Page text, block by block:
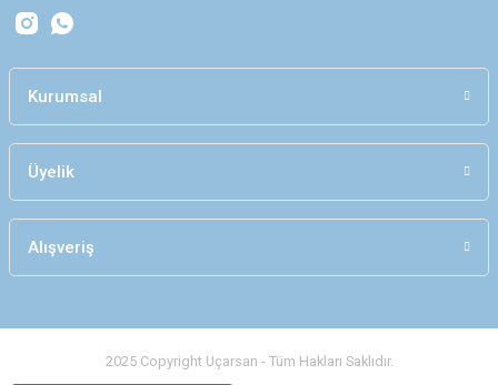
Bu ürüne benzer farklı alternatifler olmalı.
Kurumsal
Üyelik
Alışveriş
2025 Copyright Uçarsan - Tüm Hakları Saklıdır.